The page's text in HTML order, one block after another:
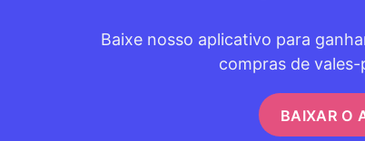
Baixe nosso aplicativo para
compras de vales-
BAIXAR O